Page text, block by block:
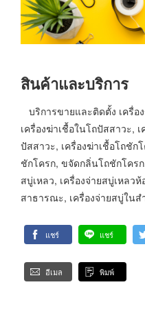
สินค้าและบริการ
บริการขายและติดตั้ง เครื่อ
เครื่องฆ่าเชื้อในโถปัสสาวะ,
ปัสสาวะ, เครื่องฆ่าเชื้อโถชัก
ชักโครก, ขจัดกลิ่นโถชักโคร
สบู่เหลว, เครื่องจ่ายสบู่เหลว
สาธารณะ, เครื่องจ่ายสบู่ในส
แชร์ แชร์
อีเมล พิมพ์